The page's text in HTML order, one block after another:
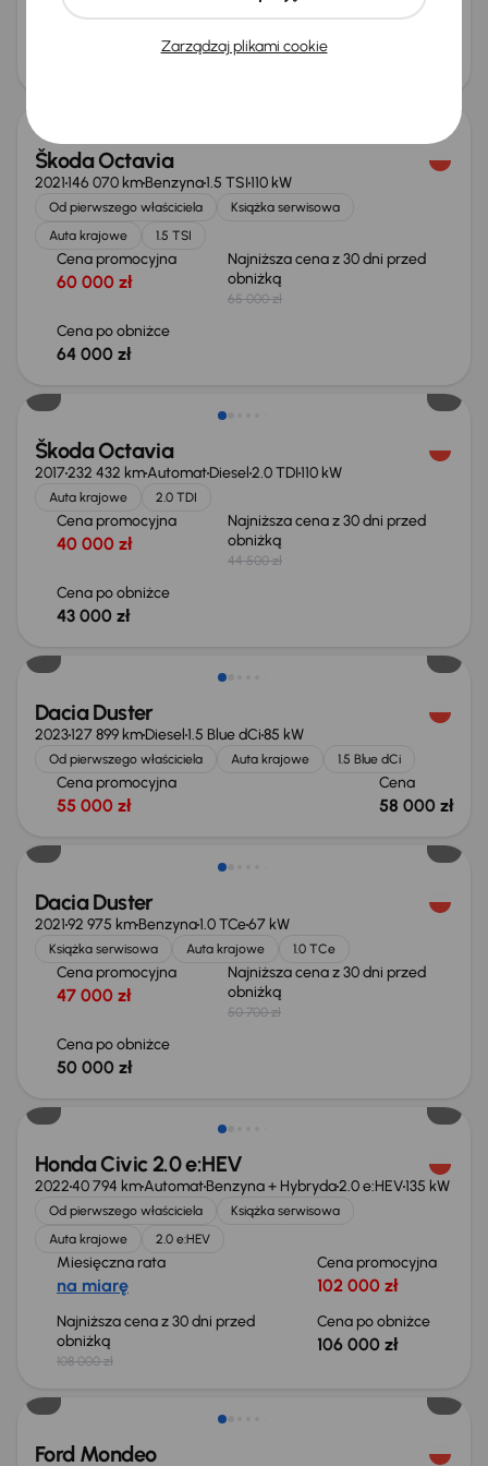
Cena po obniżce
Škoda Octavia
2021146 070 kmBenzyna1.5 TSI110 kW
Od pierwszego właściciela
Książka serwisowa
Auta krajowe
1.5 TSI
Cena promocyjna
60 000 zł
Najniższa cena z 30 dni przed
obniżką
65 000 zł
Cena po obniżce
64 000 zł
Taniej o 1 500 zł
Škoda Octavia
2017232 432 kmAutomatDiesel2.0 TDI110 kW
Auta krajowe 2.0 TDI
Cena promocyjna
40 000 zł
Najniższa cena z 30 dni przed
obniżką
44 500 zł
Cena po obniżce
43 000 zł
Dacia Duster
2023127 899 kmDiesel1.5 Blue dCi85 kW
Od pierwszego właściciela Auta krajowe 1.5 Blue dCi
Cena promocyjna
55 000 zł
Cena
58 000 zł
Taniej o 700 zł
Dacia Duster
202192 975 kmBenzyna1.0 TCe67 kW
Książka serwisowa Auta krajowe 1.0 TCe
Cena promocyjna
47 000 zł
Najniższa cena z 30 dni przed
obniżką
50 700 zł
Cena po obniżce
50 000 zł
Taniej o 2 000 zł
Honda Civic 2.0 e:HEV
202240 794 kmAutomatBenzyna + Hybryda2.0 e:HEV135 kW
Od pierwszego właściciela
Książka serwisowa
Auta krajowe
2.0 e:HEV
Miesięczna rata
na miarę
Cena promocyjna
102 000 zł
Najniższa cena z 30 dni przed
obniżką
108 000 zł
Cena po obniżce
106 000 zł
Ford Mondeo
Zarządzaj plikami cookie